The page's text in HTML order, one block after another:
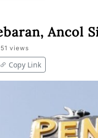
Ancol
views
Copy Link